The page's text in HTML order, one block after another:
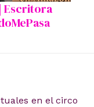
Escritora
en el circo